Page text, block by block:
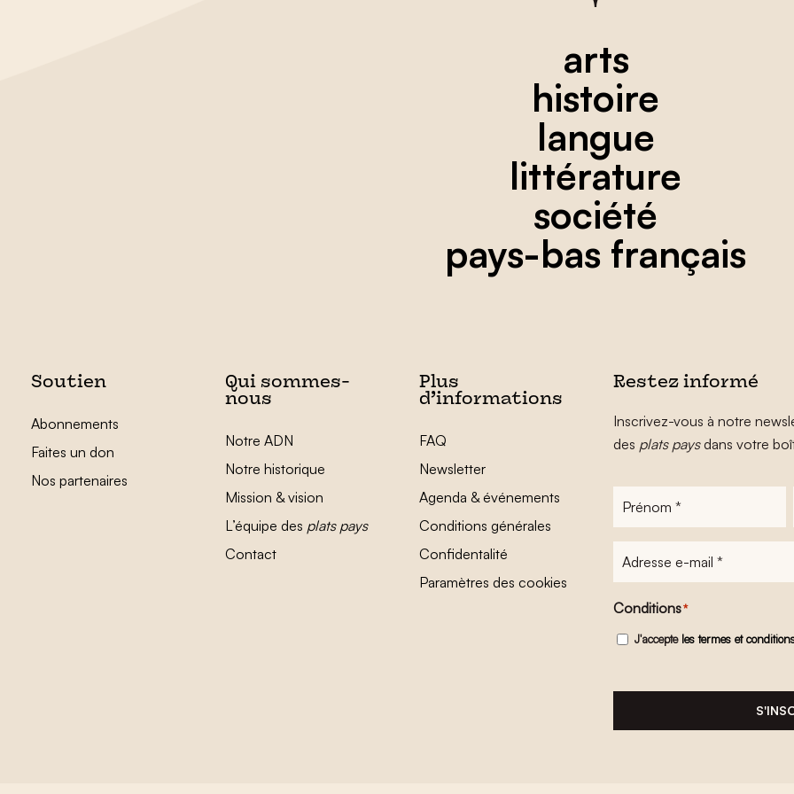
arts
histoire
langue
littérature
société
pays-bas français
Soutien
Abonnements
Faites un don
Nos partenaires
Qui sommes-
nous
Notre ADN
Notre historique
Mission & vision
L’équipe des plats pays
Contact
Plus
d’informations
FAQ
Newsletter
Agenda & événements
Conditions générales
Confidentalité
Paramètres des cookies
Restez informé
Inscrivez-vous à notre
des plats paysdans votre
Prénom
Adresse
mail
Conditions*
J'accepte les termes et